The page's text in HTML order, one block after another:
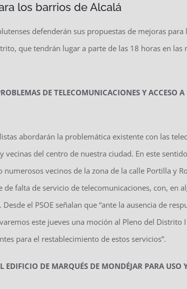
los barrios de Alcalá
defenderán sus propuestas de mejoras
que tendrán lugar a parte de las 18 horas en las
DE TELECOMUNICACIONES Y ACCESO
abordarán la problemática existente con las
vecinas del centro de nuestra ciudad. En este
numerosos vecinos de la zona de la calle Portilla y
de falta de servicio de telecomunicaciones, con, en
Desde el PSOE señalan que “ante la ausencia de
este jueves una moción al Pleno del Distrito
para el restablecimiento de estos servicios”.
EDIFICIO DE MARQUÉS DE MONDÉJAR PARA USO